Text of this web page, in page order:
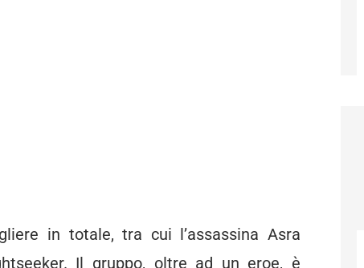
in totale, tra cui l’assassina Asra
Il gruppo, oltre ad un eroe, è